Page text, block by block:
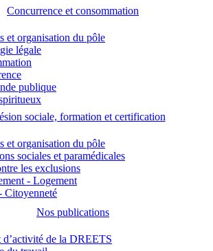
Concurrence et consommation
et organisation du pôle
légale
publique
sociale, formation et certification
et organisation du pôle
sociales et paramédicales
les exclusions
- Logement
Citoyenneté
Nos publications
d’activité de la DREETS